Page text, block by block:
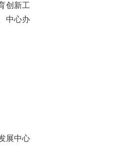
创新工
中心办
展中心